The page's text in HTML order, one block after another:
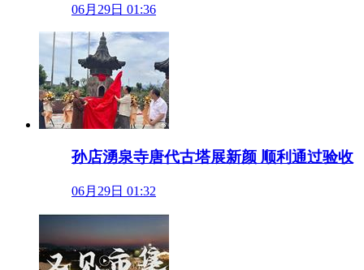
06月29日 01:36
孙店湧泉寺唐代古塔展新颜 顺利通过验收
06月29日 01:32